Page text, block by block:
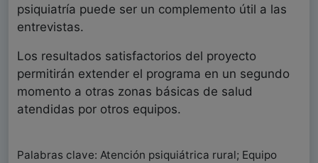
psiquiatría puede ser un complemento útil a las
entrevistas.
Los resultados satisfactorios del proyecto
permitirán extender el programa en un segundo
momento a otras zonas básicas de salud
atendidas por otros equipos.
Palabras clave: Atención psiquiátrica rural; Equipo